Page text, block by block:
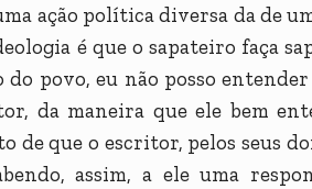
ação política diversa da de
é que o sapateiro faça
do povo, eu não posso
da maneira que ele bem
de que o escritor, pelos seus
assim, a ele uma